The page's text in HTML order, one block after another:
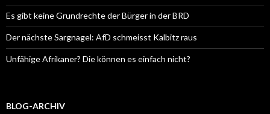
Es gibt keine Grundrechte der Bürger in der BRD
Der nächste Sargnagel: AfD schmeisst Kalbitz raus
Unfähige Afrikaner? Die können es einfach nicht?
BLOG-ARCHIV